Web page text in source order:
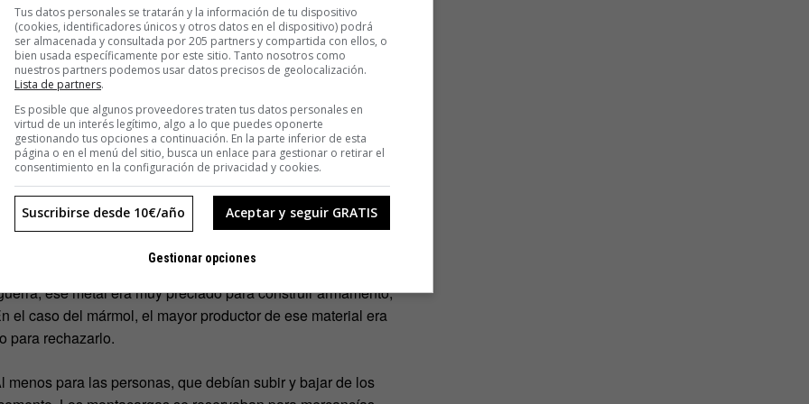
no fue bien vista por las autoridades. El por
de que esa forma tan reconocible convertía al
las que destrozaron la construcción, sino un avión, el
una de sus fachadas el 11 de septiembre de 2001.
de todo el edificio. A pesar de su buen diseño, existían
en que se construyó. Por ejemplo, el edificio apenas
ese metal era muy preciado para construir armamento,
el caso del mármol, el mayor productor de ese material era
para rechazarlo.
para las personas, que debían subir y bajar de los
Tus datos personales se tratarán y la información de tu dispositivo
(cookies, identificadores únicos y otros datos en el dispositivo) podrá
ser almacenada y consultada por 205 partners y compartida con ellos, o
bien usada específicamente por este sitio. Tanto nosotros como
nuestros partners podemos usar datos precisos de geolocalización.
Lista de partners.
Es posible que algunos proveedores traten tus datos personales en
virtud de un interés legítimo, algo a lo que puedes oponerte
gestionando tus opciones a continuación. En la parte inferior de esta
página o en el menú del sitio, busca un enlace para gestionar o retirar el
consentimiento en la configuración de privacidad y cookies.
Aceptar y seguir GRATIS
Suscribirse desde 10€/año
Gestionar opciones